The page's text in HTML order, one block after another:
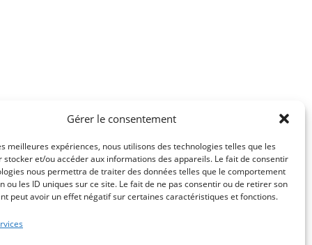
Gérer le consentement
meilleures expériences, nous utilisons des technologies telles que les
stocker et/ou accéder aux informations des appareils. Le fait de consentir
nous permettra de traiter des données telles que le comportement
ou les ID uniques sur ce site. Le fait de ne pas consentir ou de retirer son
peut avoir un effet négatif sur certaines caractéristiques et fonctions.